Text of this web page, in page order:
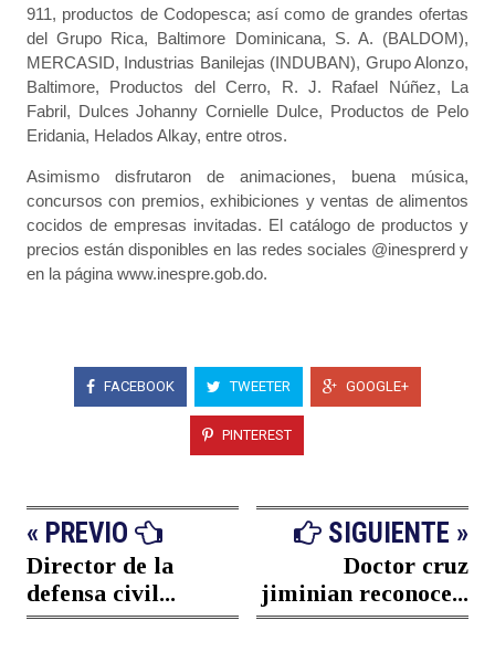
911, productos de Codopesca; así como de grandes ofertas
del Grupo Rica, Baltimore Dominicana, S. A. (BALDOM),
MERCASID, Industrias Banilejas (INDUBAN), Grupo Alonzo,
Baltimore, Productos del Cerro, R. J. Rafael Núñez, La
Fabril, Dulces Johanny Cornielle Dulce, Productos de Pelo
Eridania, Helados Alkay, entre otros.
Asimismo disfrutaron de animaciones, buena música,
concursos con premios, exhibiciones y ventas de alimentos
cocidos de empresas invitadas. El catálogo de productos y
precios están disponibles en las redes sociales @inesprerd y
en la página www.inespre.gob.do.
FACEBOOK TWEETER GOOGLE+
PINTEREST
« PREVIO
Director de la
defensa civil...
SIGUIENTE »
Doctor cruz
jiminian reconoce...